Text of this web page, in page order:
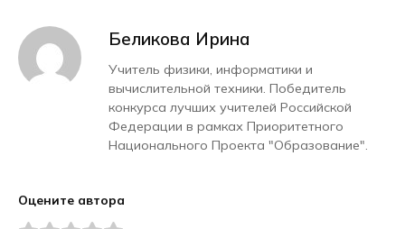
Беликова Ирина
Учитель физики, информатики и
вычислительной техники. Победитель
конкурса лучших учителей Российской
Федерации в рамках Приоритетного
Национального Проекта "Образование".
Оцените автора